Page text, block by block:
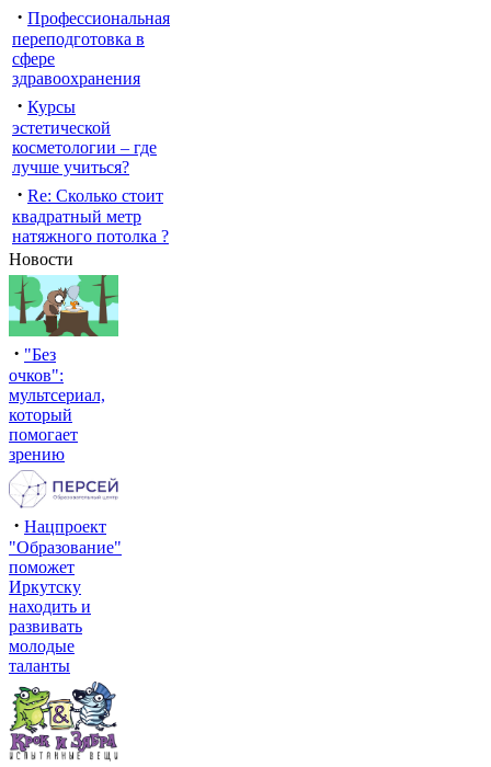
· Профессиональная
переподготовка в
сфере
здравоохранения
· Курсы
эстетической
косметологии – где
лучше учиться?
· Re: Сколько стоит
квадратный метр
натяжного потолка ?
Новости
· "Без
очков":
мультсериал,
который
помогает
зрению
· Нацпроект
"Образование"
поможет
Иркутску
находить и
развивать
молодые
таланты